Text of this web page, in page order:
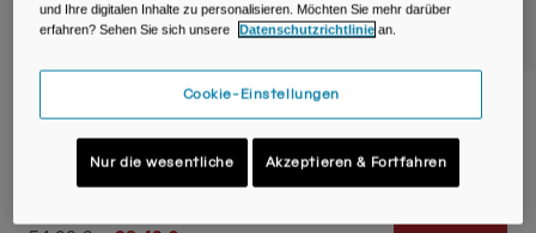
Alle kaufen
Podium® Flow™ 2 Waist Pack mit 620ml
Podium Dirt Series Flasche
Artikelnr.38644-D29-OS
und Ihre digitalen Inhalte zu personalisieren. Möchten Sie mehr darüber
erfahren? Sehen Sie sich unsere
Datenschutzrichtlinie an.
Cookie-Einstellungen
Nur die wesentliche Akzeptieren & Fortfahren